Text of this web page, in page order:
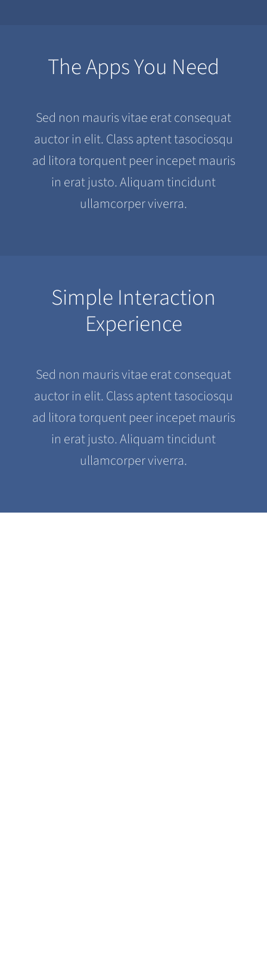
The Apps You Need
Sed non mauris vitae erat consequat
auctor in elit. Class aptent tasociosqu
ad litora torquent peer incepet mauris
in erat justo. Aliquam tincidunt
ullamcorper viverra.
Simple Interaction
Experience
Sed non mauris vitae erat consequat
auctor in elit. Class aptent tasociosqu
ad litora torquent peer incepet mauris
in erat justo. Aliquam tincidunt
ullamcorper viverra.